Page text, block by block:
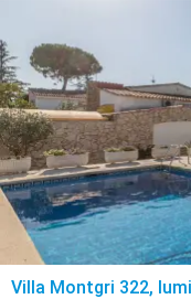
Villa Montgri 322,